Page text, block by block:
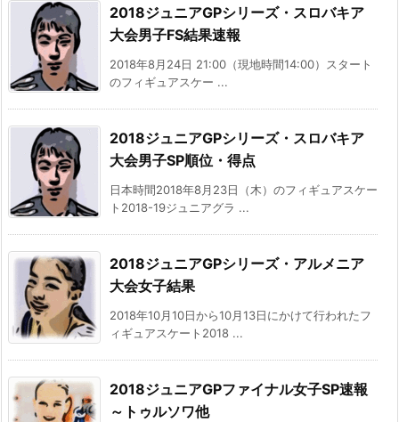
2018ジュニアGPシリーズ・スロバキア
大会男子FS結果速報
2018年8月24日 21:00（現地時間14:00）スタート
のフィギュアスケー ...
2018ジュニアGPシリーズ・スロバキア
大会男子SP順位・得点
日本時間2018年8月23日（木）のフィギュアスケー
ト2018-19ジュニアグラ ...
2018ジュニアGPシリーズ・アルメニア
大会女子結果
2018年10月10日から10月13日にかけて行われたフ
ィギュアスケート2018 ...
2018ジュニアGPファイナル女子SP速報
～トゥルソワ他